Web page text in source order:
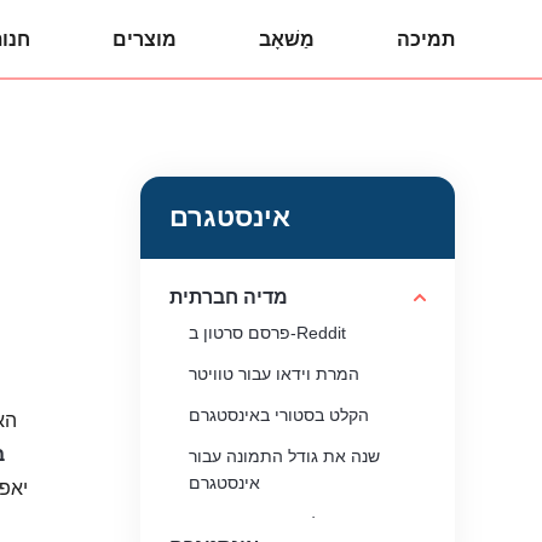
מוצרים מַשׁאָב תמיכה
אינסטגרם
מדיה חברתית
פרסם סרטון ב-Reddit
המרת וידאו עבור טוויטר
הקלט בסטורי באינסטגרם
שנה את גודל התמונה עבור
אינסטגרם
הוסף מוזיקה לפוסט באינסטגרם